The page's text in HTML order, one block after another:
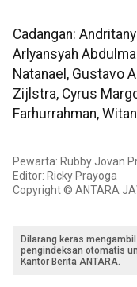
Cadangan:
Arlyansyah
Natanael, Gustavo
Zijlstra, Cyrus
Farhurrahman,
Pewarta: Rubby Jovan
Editor: Ricky Prayoga
Copyright © ANTARA
Dilarang keras
pengindeksan otomatis
Kantor Berita ANTARA.